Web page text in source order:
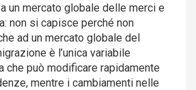
un mercato globale delle merci e
non si capisce perché non
ad un mercato globale del
è l’unica variabile
che può modificare rapidamente
mentre i cambiamenti nelle